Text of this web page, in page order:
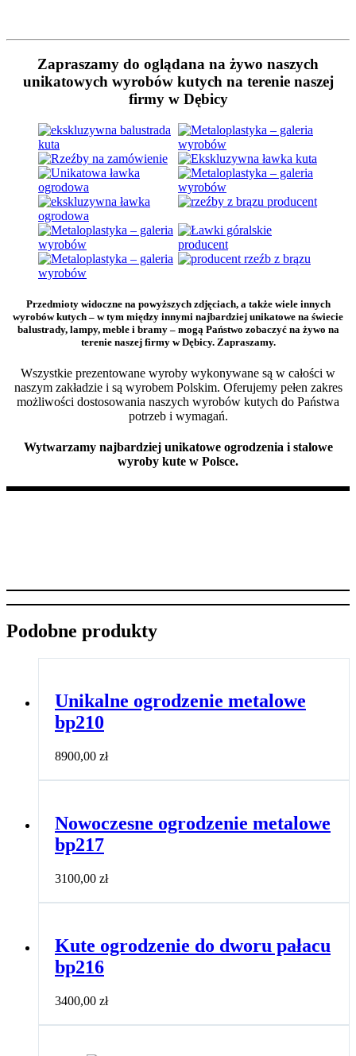
Zapraszamy do oglądana na żywo naszych
unikatowych wyrobów kutych na terenie naszej
firmy w Dębicy
Przedmioty widoczne na powyższych zdjęciach, a także wiele innych
wyrobów kutych – w tym między innymi najbardziej unikatowe na świecie
balustrady, lampy, meble i bramy – mogą Państwo zobaczyć na żywo na
terenie naszej firmy w Dębicy. Zapraszamy.
Wszystkie prezentowane wyroby wykonywane są w całości w
naszym zakładzie i są wyrobem Polskim. Oferujemy pełen zakres
możliwości dostosowania naszych wyrobów kutych do Państwa
potrzeb i wymagań.
Wytwarzamy najbardziej unikatowe ogrodzenia i stalowe
wyroby kute w Polsce.
Podobne produkty
Unikalne ogrodzenie metalowe
bp210
8900,00 zł
Nowoczesne ogrodzenie metalowe
bp217
3100,00 zł
Kute ogrodzenie do dworu pałacu
bp216
3400,00 zł